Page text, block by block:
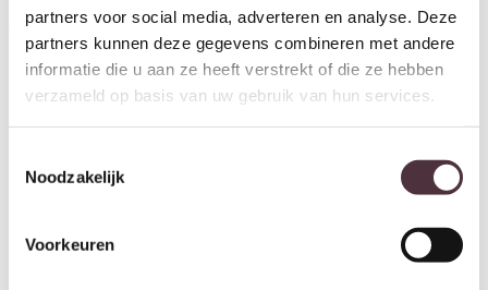
partners voor social media, adverteren en analyse. Deze
partners kunnen deze gegevens combineren met andere
informatie die u aan ze heeft verstrekt of die ze hebben
verzameld op basis van uw gebruik van hun services.
Noodzakelijk
Voorkeuren
large – grey
99,95
Bryon smoke
€ 1.837,00